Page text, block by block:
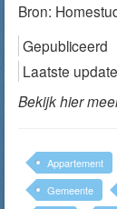
Bron:
Gepubliceerd
Laatste update
Bekijk hier
Appartement
Gemeente